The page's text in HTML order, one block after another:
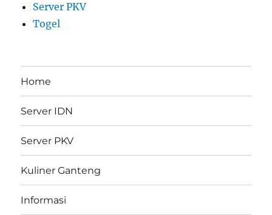
Server PKV
Togel
Home
Server IDN
Server PKV
Kuliner Ganteng
Informasi